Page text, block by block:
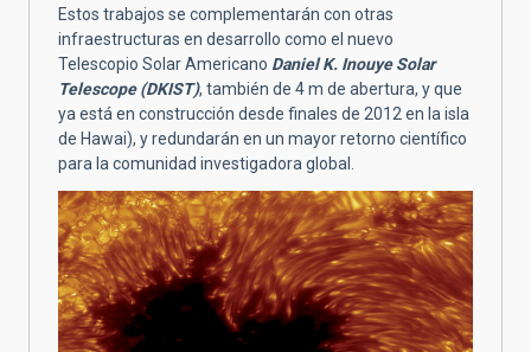
Estos trabajos se complementarán con otras
infraestructuras en desarrollo como el nuevo
Telescopio Solar Americano Daniel K. Inouye Solar
Telescope (DKIST), también de 4 m de abertura, y que
ya está en construcción desde finales de 2012 en la isla
de Hawai), y redundarán en un mayor retorno científico
para la comunidad investigadora global.